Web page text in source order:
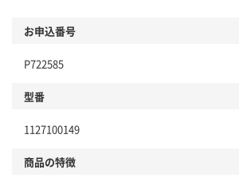
お申込番号
P722585
型番
1127100149
商品の特徴